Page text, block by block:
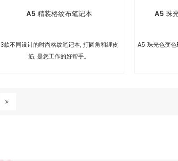
A5 精装格纹布笔记本
3款不同设计的时尚格纹笔记本, 打圆角和绑皮
筋, 是您工作的好帮手。
A5 珠
A5 珠光色变